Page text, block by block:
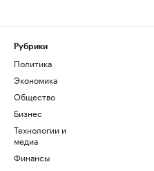
Рубрики
Политика
Экономика
Общество
Бизнес
Технологии и
медиа
Финансы